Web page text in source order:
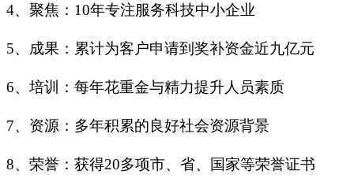
4、聚焦：10年专注服务科技中小企业
5、成果：累计为客户申请到奖补资金近九亿元
6、培训：每年花重金与精力提升人员素质
7、资源：多年积累的良好社会资源背景
8、荣誉：获得20多项市、省、国家等荣誉证书